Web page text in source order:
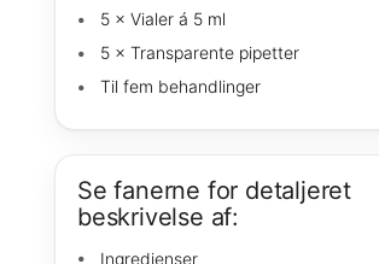
5 × Vialer á 5 ml
5 × Transparente pipetter
Til fem behandlinger
Se fanerne for detaljeret
beskrivelse af:
Ingredienser